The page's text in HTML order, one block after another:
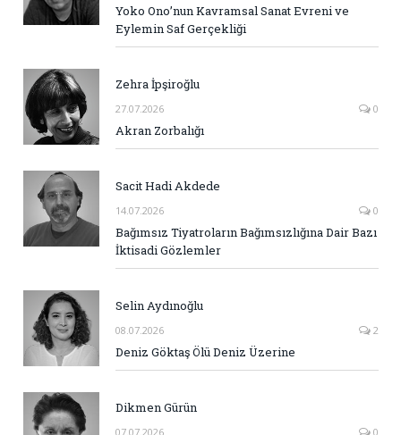
Yoko Ono’nun Kavramsal Sanat Evreni ve
Eylemin Saf Gerçekliği
Zehra İpşiroğlu
27.07.2026 0
Akran Zorbalığı
Sacit Hadi Akdede
14.07.2026 0
Bağımsız Tiyatroların Bağımsızlığına Dair Bazı
İktisadi Gözlemler
Selin Aydınoğlu
08.07.2026 2
Deniz Göktaş Ölü Deniz Üzerine
Dikmen Gürün
07.07.2026 0